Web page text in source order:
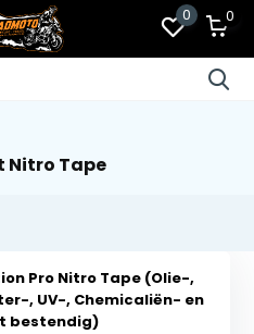
0 0
Nitro Tape
Pro Nitro Tape (Olie-,
, UV-, Chemicaliën- en
bestendig)